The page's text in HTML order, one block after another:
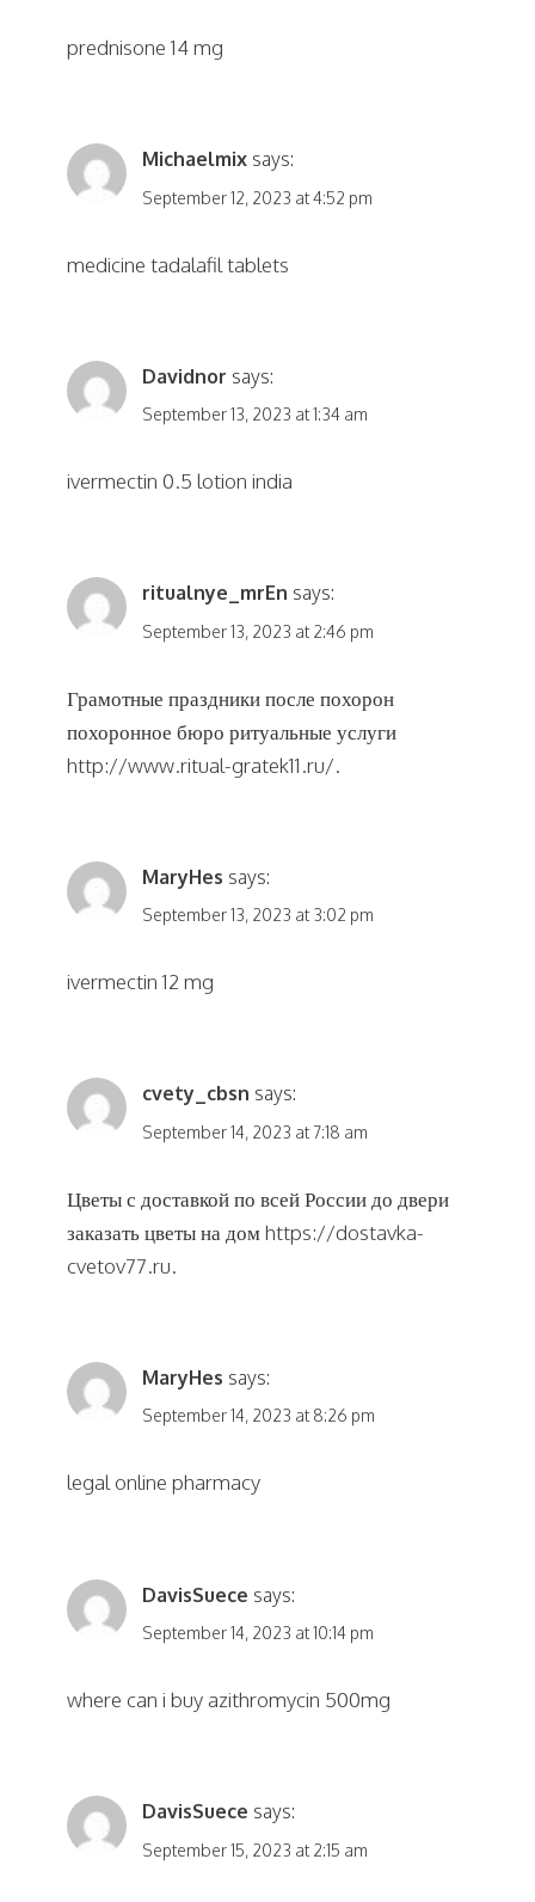
prednisone 14 mg
Michaelmix says:
September 12, 2023 at 4:52 pm
medicine tadalafil tablets
Davidnor says:
September 13, 2023 at 1:34 am
ivermectin 0.5 lotion india
ritualnye_mrEn says:
September 13, 2023 at 2:46 pm
Грамотные праздники после похорон
похоронное бюро ритуальные услуги
http://www.ritual-gratek11.ru/.
MaryHes says:
September 13, 2023 at 3:02 pm
ivermectin 12 mg
cvety_cbsn says:
September 14, 2023 at 7:18 am
Цветы с доставкой по всей России до двери
заказать цветы на домhttps://dostavka-
cvetov77.ru.
MaryHes says:
September 14, 2023 at 8:26 pm
legal online pharmacy
DavisSuece says:
September 14, 2023 at 10:14 pm
where can i buy azithromycin 500mg
DavisSuece says:
September 15, 2023 at 2:15 am